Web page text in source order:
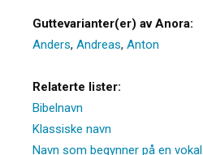
Guttevarianter(er) av Anora:
Anders, Andreas, Anton
Relaterte lister:
Bibelnavn
Klassiske navn
Navn som begynner på en vokal